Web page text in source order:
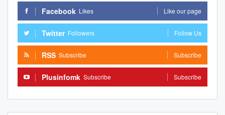
Facebook Likes Like our page
Twitter Followers Follow Us
RSS Subscribe Subscribe
Plusinfomk Subscribe Subscribe